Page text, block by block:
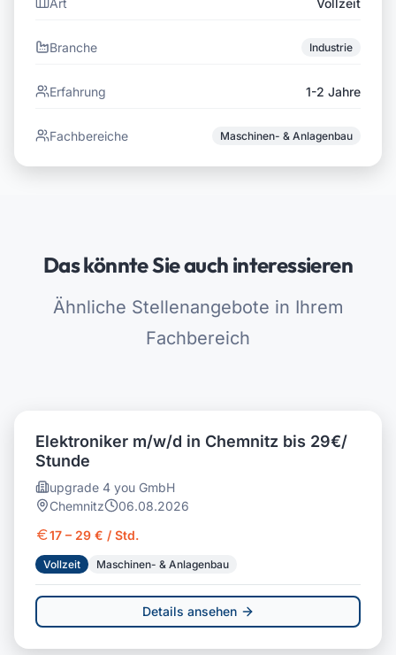
Branche Industrie
Erfahrung 1-2 Jahre
Fachbereiche Maschinen- & Anlagenbau
Das könnte Sie auch interessieren
Ähnliche Stellenangebote in Ihrem
Fachbereich
Elektroniker m/w/d in Chemnitz bis 29€/
Stunde
upgrade 4 you GmbH
Chemnitz
06.08.2026
17 – 29 € / Std.
Vollzeit Maschinen- & Anlagenbau
Details ansehen